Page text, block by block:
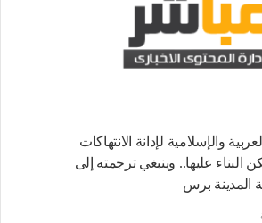
والإسلامية لإدانة الانتهاكات
البناء عليها.. وينبغي ترجمته إلى
المدينة برس